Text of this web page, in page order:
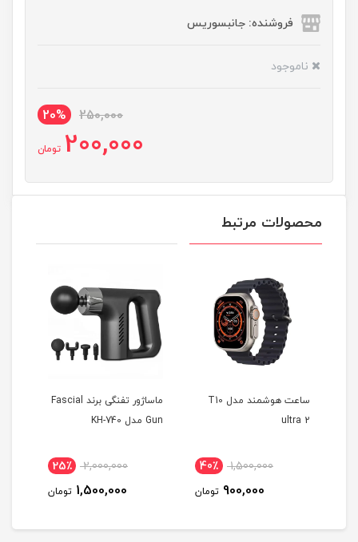
فروشنده: جانبسوریس
ناموجود
250,000
20%
200,000 تومان
محصولات مرتبط
ساعت هوشمند مدل T10
ultra 2
1,500,000 40٪
900,000 تومان
ماساژور تفنگی برند Fascial
Gun مدل KH-740
2,000,000 25٪
1,500,000 تومان